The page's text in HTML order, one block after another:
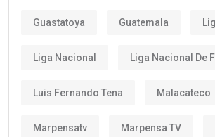
Guastatoya Guatemala
Liga Nacional Liga Nacional De
Luis Fernando Tena Malacateco
Marpensatv Marpensa TV